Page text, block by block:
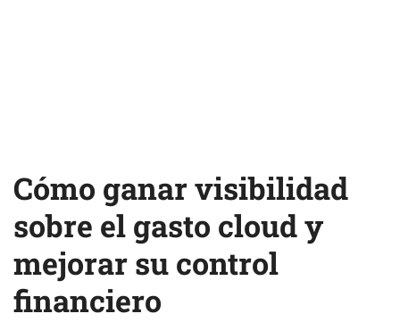
Cómo ganar visibilidad
sobre el gasto cloud y
mejorar su control
financiero